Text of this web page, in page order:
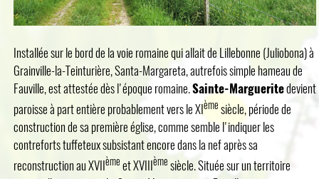
Installée sur le bord de la voie romaine qui allait de Lillebonne (Juliobona) à
Grainville-la-Teinturière, Santa-Margareta, autrefois simple hameau de
Fauville, est attestée dès l'époque romaine.Sainte-Margueritedevient
paroisse à part entière probablement vers le XIèmesiècle, période de
construction de sa première église, comme semble l'indiquer les
contreforts tuffeteux subsistant encore dans la nef après sa
reconstruction au XVIIèmeet XVIIIèmesiècle. Située sur un territoire